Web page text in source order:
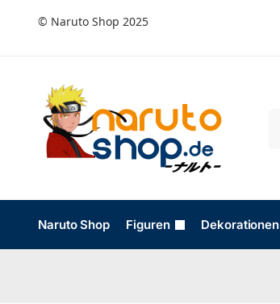
© Naruto Shop 2025
Naruto Shop Figuren Dekorationen